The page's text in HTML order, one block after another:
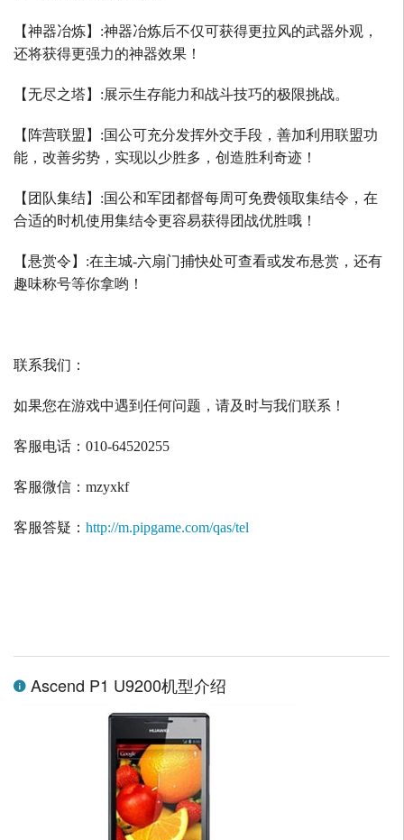
【神器冶炼】 :神器冶炼后不仅可获得更拉风的武器外观，
还将获得更强力的神器效果！
【无尽之塔】 :展示生存能力和战斗技巧的极限挑战。
【阵营联盟】 :国公可充分发挥外交手段，善加利用联盟功
能，改善劣势，实现以少胜多，创造胜利奇迹！
【团队集结】 :国公和军团都督每周可免费领取集结令，在
合适的时机使用集结令更容易获得团战优胜哦！
【悬赏令】 :在主城-六扇门捕快处可查看或发布悬赏，还有
趣味称号等你拿哟！
联系我们：
如果您在游戏中遇到任何问题，请及时与我们联系！
客服电话： 010-64520255
客服微信： mzyxkf
客服答疑： http://m.pipgame.com/qas/tel
Ascend P1 U9200机型介绍